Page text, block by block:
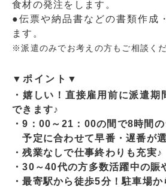
食材の発注をします。
●伝票や納品書などの書類作成
ます。
※派遣のみでお考えの方もご相談くだ
▼ポイント▼
・嬉しい！直接雇用前に派遣
できます♪
・9：00～21：00の間で8時間の
予定に合わせて早番・遅番が選
・残業なしで仕事終わりも充実♪
・30～40代の方多数活躍中の
・最寄駅から徒歩5分！駐車場か